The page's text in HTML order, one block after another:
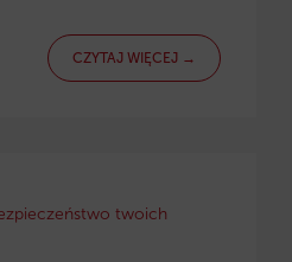
CZYTAJ WIĘCEJ →
twoich